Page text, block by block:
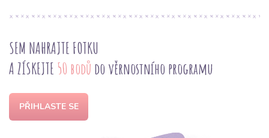
SEM NAHRAJTE FOTKU
A ZÍSKEJTE 50 bodů do věrnostního programu
PŘIHLASTE SE